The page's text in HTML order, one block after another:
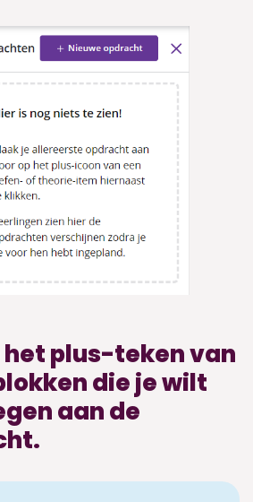
het plus-teken van
die je wilt
aan de